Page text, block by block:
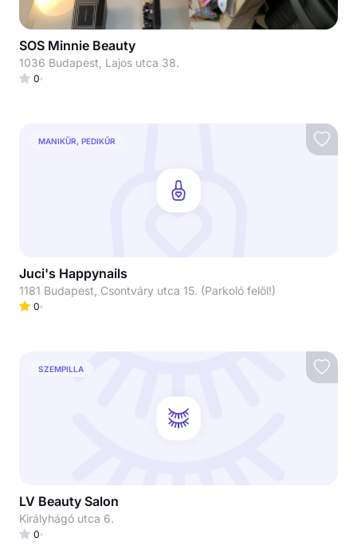
SOS Minnie Beauty
1036 Budapest, Lajos utca 38.
0
MANIKŰR, PEDIKŰR
Juci's Happynails
1181 Budapest, Csontváry utca 15. (Parkoló felől!)
0
SZEMPILLA
LV Beauty Salon
Királyhágó utca 6.
0